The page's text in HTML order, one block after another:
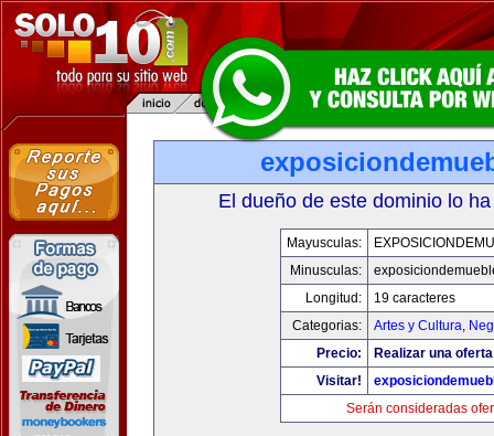
El dueño de este dominio lo
Mayusculas:
Minusculas:
Longitud:
19 caracteres
Categorias:
Artes y Cultura,
Precio:
Realizar una
Visitar!
Serán consideradas